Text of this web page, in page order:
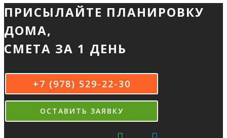
ПРИСЫЛАЙТЕ ПЛАНИРОВКУ
ДОМА,
СМЕТА ЗА 1 ДЕНЬ
+7 (978) 529-22-30
ОСТАВИТЬ ЗАЯВКУ